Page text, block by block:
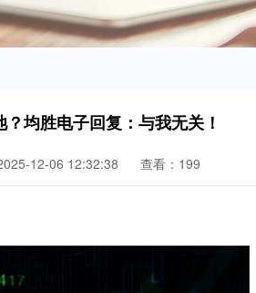
均胜电子回复：与我无关！
12-06 12:32:38 查看：199